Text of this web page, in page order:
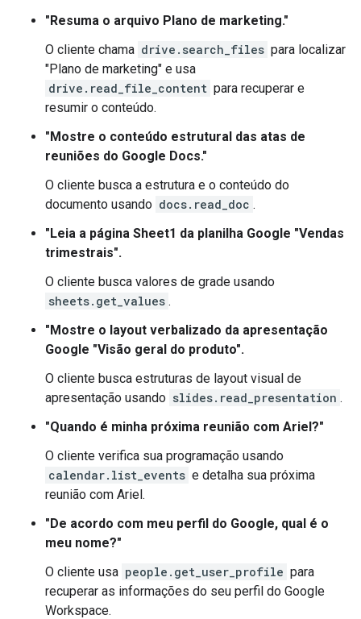
"Resuma o arquivo Plano de marketing."
O cliente chama drive.search_files para localizar
"Plano de marketing" e usa
drive.read_file_content para recuperar e
resumir o conteúdo.
"Mostre o conteúdo estrutural das atas de
reuniões do Google Docs."
O cliente busca a estrutura e o conteúdo do
documento usando docs.read_doc .
"Leia a página Sheet1 da planilha Google "Vendas
trimestrais".
O cliente busca valores de grade usando
sheets.get_values .
"Mostre o layout verbalizado da apresentação
Google "Visão geral do produto".
O cliente busca estruturas de layout visual de
apresentação usando slides.read_presentation .
"Quando é minha próxima reunião com Ariel?"
O cliente verifica sua programação usando
calendar.list_events e detalha sua próxima
reunião com Ariel.
"De acordo com meu perfil do Google, qual é o
meu nome?"
O cliente usa people.get_user_profile para
recuperar as informações do seu perfil do Google
Workspace.